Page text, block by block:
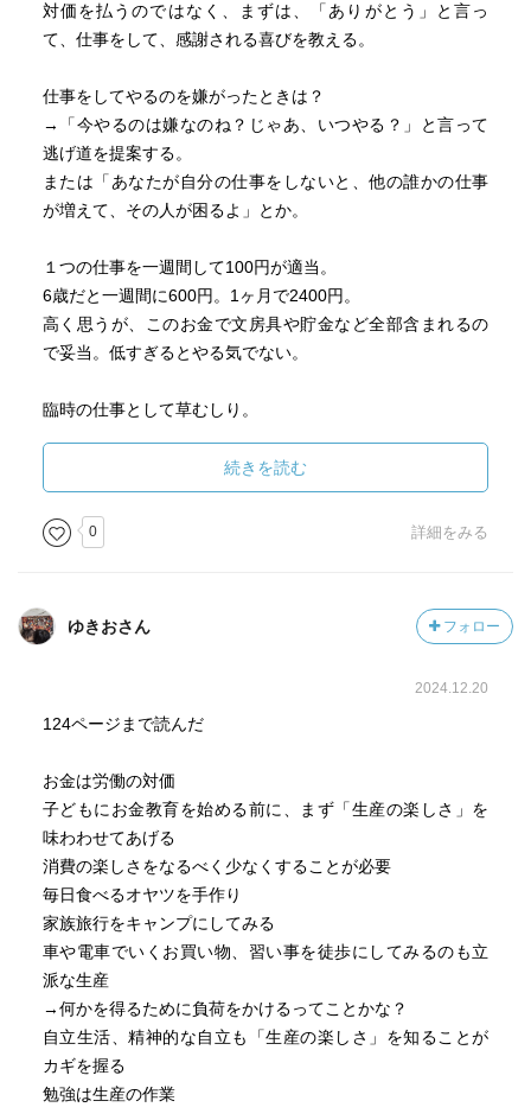
対価を払うのではなく、まずは、「ありがとう」と言っ
て、仕事をして、感謝される喜びを教える。
仕事をしてやるのを嫌がったときは？
→「今やるのは嫌なのね？じゃあ、いつやる？」と言って
逃げ道を提案する。
または「あなたが自分の仕事をしないと、他の誰かの仕事
が増えて、その人が困るよ」とか。
１つの仕事を一週間して100円が適当。
6歳だと一週間に600円。1ヶ月で2400円。
高く思うが、このお金で文房具や貯金など全部含まれるの
で妥当。低すぎるとやる気でない。
臨時の仕事として草むしり。
出来具合を点検してから、最終金額を一緒に決めようね」
自分の部屋の片付けやお茶碗の洗い物は仕事ではない。仕
事と自分のことの区別。
自分のお金を使わせ始めるのるのは、6歳あたりが妥当。
続きを読む
0 詳細をみる
ゆきおさん フォロー
2024.12.20
124ページまで読んだ
お金は労働の対価
子どもにお金教育を始める前に、まず「生産の楽しさ」を
味わわせてあげる
消費の楽しさをなるべく少なくすることが必要
毎日食べるオヤツを手作り
家族旅行をキャンプにしてみる
車や電車でいくお買い物、習い事を徒歩にしてみるのも立
派な生産
→何かを得るために負荷をかけるってことかな？
自立生活、精神的な自立も「生産の楽しさ」を知ることが
カギを握る
勉強は生産の作業